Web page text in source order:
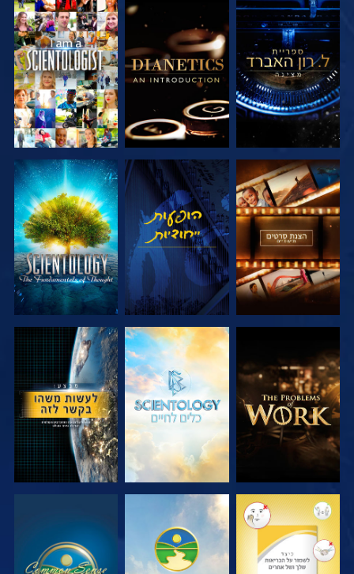
בדוק את הסדרה בדוק את הסדרה צפה
בדוק את הסדרה צפה בדוק את הסדרה
בדוק את הסדרה בדוק את הסדרה צפה
צפה צפה צפה